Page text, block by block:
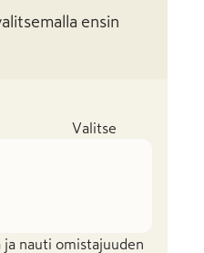
ensin
Valitse
ja nauti omistajuuden